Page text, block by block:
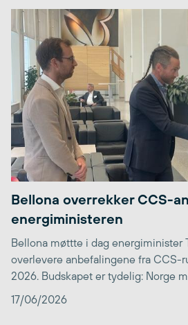
Bellona overrekker CCS-
energiministeren
Bellona møttte i dag energiminister
overlevere anbefalingene fra CCS-
2026. Budskapet er tydelig: Norge
17/06/2026